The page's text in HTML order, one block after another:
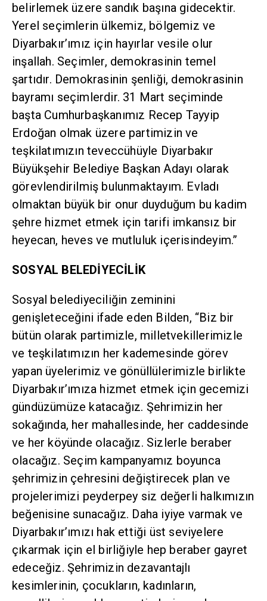
belirlemek üzere sandık başına gidecektir.
Yerel seçimlerin ülkemiz, bölgemiz ve
Diyarbakır’ımız için hayırlar vesile olur
inşallah. Seçimler, demokrasinin temel
şartıdır. Demokrasinin şenliği, demokrasinin
bayramı seçimlerdir. 31 Mart seçiminde
başta Cumhurbaşkanımız Recep Tayyip
Erdoğan olmak üzere partimizin ve
teşkilatımızın teveccühüyle Diyarbakır
Büyükşehir Belediye Başkan Adayı olarak
görevlendirilmiş bulunmaktayım. Evladı
olmaktan büyük bir onur duyduğum bu kadim
şehre hizmet etmek için tarifi imkansız bir
heyecan, heves ve mutluluk içerisindeyim.”
SOSYAL BELEDİYECİLİK
Sosyal belediyeciliğin zeminini
genişleteceğini ifade eden Bilden, “Biz bir
bütün olarak partimizle, milletvekillerimizle
ve teşkilatımızın her kademesinde görev
yapan üyelerimiz ve gönüllülerimizle birlikte
Diyarbakır’ımıza hizmet etmek için gecemizi
gündüzümüze katacağız. Şehrimizin her
sokağında, her mahallesinde, her caddesinde
ve her köyünde olacağız. Sizlerle beraber
olacağız. Seçim kampanyamız boyunca
şehrimizin çehresini değiştirecek plan ve
projelerimizi peyderpey siz değerli halkımızın
beğenisine sunacağız. Daha iyiye varmak ve
Diyarbakır’ımızı hak ettiği üst seviyelere
çıkarmak için el birliğiyle hep beraber gayret
edeceğiz. Şehrimizin dezavantajlı
kesimlerinin, çocukların, kadınların,